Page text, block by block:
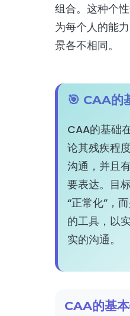
组合。这种个
为每个人的能
景各不相同。
🎯 CAA的
CAA的基础
论其残疾程
沟通，并且
要表达。目
“正常化”，
的工具，以
实的沟通。
CAA的基本